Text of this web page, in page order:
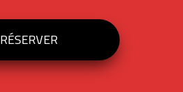
RÉSERVER